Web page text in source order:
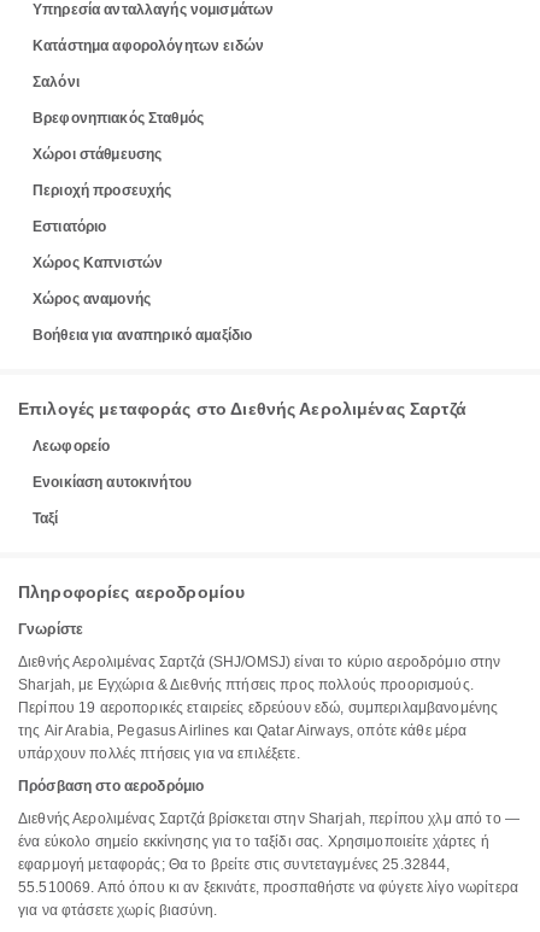
Υπηρεσία ανταλλαγής νομισμάτων
Κατάστημα αφορολόγητων ειδών
Σαλόνι
Βρεφονηπιακός Σταθμός
Χώροι στάθμευσης
Περιοχή προσευχής
Εστιατόριο
Χώρος Καπνιστών
Χώρος αναμονής
Βοήθεια για αναπηρικό αμαξίδιο
Επιλογές μεταφοράς στο Διεθνής Αερολιμένας Σαρτζά
Λεωφορείο
Ενοικίαση αυτοκινήτου
Ταξί
Πληροφορίες αεροδρομίου
Γνωρίστε
Διεθνής Αερολιμένας Σαρτζά (SHJ/OMSJ) είναι το κύριο αεροδρόμιο στην
Sharjah, με Εγχώρια & Διεθνής πτήσεις προς πολλούς προορισμούς.
Περίπου 19 αεροπορικές εταιρείες εδρεύουν εδώ, συμπεριλαμβανομένης
της Air Arabia, Pegasus Airlines και Qatar Airways, οπότε κάθε μέρα
υπάρχουν πολλές πτήσεις για να επιλέξετε.
Πρόσβαση στο αεροδρόμιο
Διεθνής Αερολιμένας Σαρτζά βρίσκεται στην Sharjah, περίπου χλμ από το —
ένα εύκολο σημείο εκκίνησης για το ταξίδι σας. Χρησιμοποιείτε χάρτες ή
εφαρμογή μεταφοράς; Θα το βρείτε στις συντεταγμένες 25.32844,
55.510069. Από όπου κι αν ξεκινάτε, προσπαθήστε να φύγετε λίγο νωρίτερα
για να φτάσετε χωρίς βιασύνη.